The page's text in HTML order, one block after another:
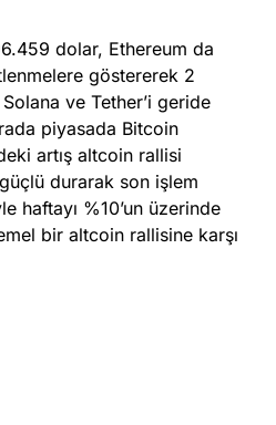
dolar, Ethereum da
göstererek 2
ve Tether’i geride
piyasada Bitcoin
artış altcoin rallisi
durarak son işlem
haftayı %10’un üzerinde
bir altcoin rallisine karşı